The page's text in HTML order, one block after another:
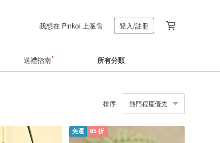
我想在 Pinkoi 上販售 登入/註冊
送禮指南 所有分類
排序 熱門程度優先
免運 95 折